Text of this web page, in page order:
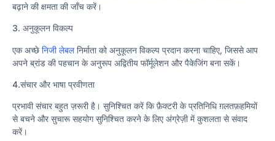
बढ़ाने की क्षमता की जाँच करें।
3. अनुकूलन विकल्प
एक अच्छे निजी लेबलनिर्माता को अनुकूलन विकल्प प्रदान करना चाहिए, जिससे आप
अपने ब्रांड की पहचान के अनुरूप अद्वितीय फॉर्मूलेशन और पैकेजिंग बना सकें।
4.संचार और भाषा प्रवीणता
प्रभावी संचार बहुत ज़रूरी है। सुनिश्चित करें कि फ़ैक्टरी के प्रतिनिधि ग़लतफ़हमियों
से बचने और सुचारू सहयोग सुनिश्चित करने के लिए अंग्रेज़ी में कुशलता से संवाद
करें।